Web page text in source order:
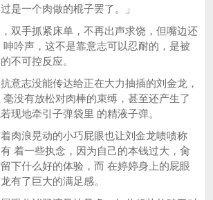
是一个肉做的棍子罢了。」
手抓紧床单，不再出声求饶，但嘴边还
吟声，这不是靠意志可以忍耐的，是被
不可控反应。
志没能传达给正在大力抽插的刘金龙，
没有放松对肉棒的束缚，甚至还产生了
现地牵引子弹袋里 的精液子弹。
浪晃动的小巧屁眼也让刘金龙啧啧称
着一些执念，因为自己的本钱过大，肏
下什么好的体验，而 在婷婷身上的屁眼
有了巨大的满足感。